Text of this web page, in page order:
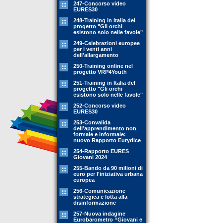
247-Concorso video
EURES30
248-Training in Italia del
progetto "Gli orchi
esistono solo nelle favole"
249-Celebrazioni europee
per i venti anni
dell'allargamento
250-Training online nel
progetto VRP4Youth
251-Training in Italia del
progetto "Gli orchi
esistono solo nelle favole"
252-Concorso video
EURES30
253-Convalida
dell’apprendimento non
formale e informale:
nuovo Rapporto Eurydice
254-Rapporto EURES
Giovani 2024
255-Bando da 90 milioni di
euro per l'iniziativa urbana
europea
256-Comunicazione
strategica e lotta alla
disinformazione
257-Nuova indagine
Eurobarometro “Giovani e